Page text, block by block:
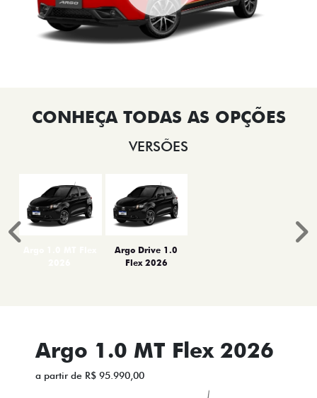
VERSÕES
Argo Drive 1.0
Flex 2026
Anterior
Argo 1.0 MT Flex 2026
a partir de R$ 95.990,00